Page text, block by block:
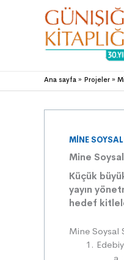
Ana sayfa Projeler
MINE SOYSAL
Mine
Küçük
yayın
hedef
Mine Soysal